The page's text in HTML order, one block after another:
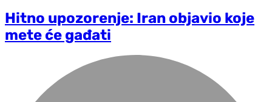
Hitno upozorenje: Iran objavio koje
mete će gađati